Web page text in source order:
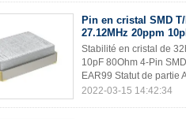
Pin en cristal SMD T/
27.12MHz 20ppm
Stabilité en cristal de
10pF 80Ohm 4-Pin
EAR99 Statut de partie
2022-03-15 14:42:34